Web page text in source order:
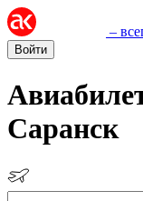
–
Войти
Саранск